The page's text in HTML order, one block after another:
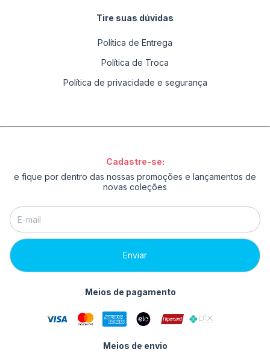
Tire suas dúvidas
Política de Entrega
Política de Troca
Política de privacidade e segurança
Cadastre-se:
e fique por dentro das nossas promoções e lançamentos de
novas coleções
Meios de pagamento
Meios de envio